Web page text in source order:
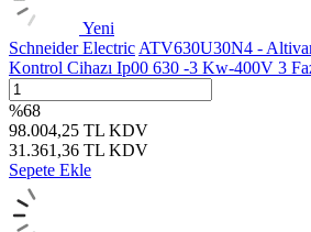
Yeni
Schneider Electric ATV630U30N4 -
Kontrol Cihazı Ip00 630 -3 Kw-400V 3
%68
98.004,25 TL KDV
31.361,36 TL KDV
Sepete Ekle